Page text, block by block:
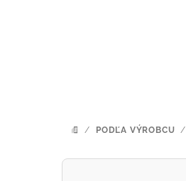
DOMOV
/ PODĽA VÝROBCU /
B